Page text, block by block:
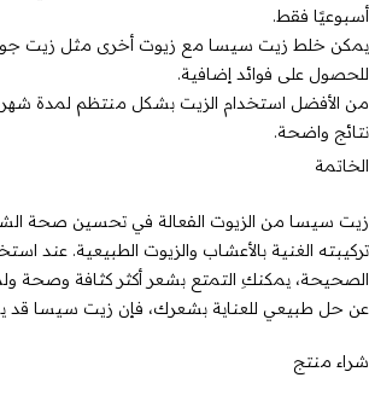
أسبوعيًا فقط.
يمكن خلط زيت سيسا مع زيوت أخرى مثل زيت جوز
للحصول على فوائد إضافية.
من الأفضل استخدام الزيت بشكل منتظم لمدة
نتائج واضحة.
الخاتمة
زيت سيسا من الزيوت الفعالة في تحسين صحة
تركيبته الغنية بالأعشاب والزيوت الطبيعية. عند
الصحيحة، يمكنكِ التمتع بشعر أكثر كثافة وصحة
عن حل طبيعي للعناية بشعرك، فإن زيت سيسا قد
شراء منتج